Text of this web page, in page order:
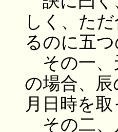
しく、た
るのに五
その一、
の場合、
月日時を
その二、